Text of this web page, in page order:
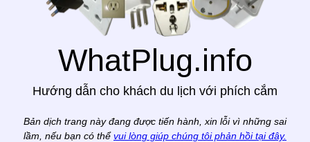
WhatPlug.info
Hướng dẫn cho khách du lịch với phích cắm
Bản dịch trang này đang được tiến hành, xin lỗi vì những sai
lầm, nếu bạn có thể vui lòng giúp chúng tôi phản hồi tại đây.